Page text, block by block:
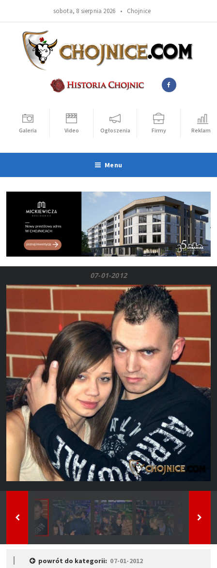
sobota, 8 sierpnia 2026 • Chojnice
Galeria Video Ogłoszenia Firmy Reklama
Menu
07-01-2012
powrót do kategorii: 07-01-2012